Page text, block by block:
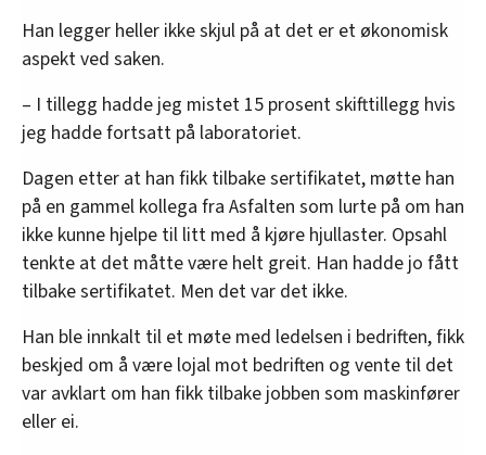
Han legger heller ikke skjul på at det er et økonomisk
aspekt ved saken.
– I tillegg hadde jeg mistet 15 prosent skifttillegg hvis
jeg hadde fortsatt på laboratoriet.
Dagen etter at han fikk tilbake sertifikatet, møtte han
på en gammel kollega fra Asfalten som lurte på om han
ikke kunne hjelpe til litt med å kjøre hjullaster. Opsahl
tenkte at det måtte være helt greit. Han hadde jo fått
tilbake sertifikatet. Men det var det ikke.
Han ble innkalt til et møte med ledelsen i bedriften, fikk
beskjed om å være lojal mot bedriften og vente til det
var avklart om han fikk tilbake jobben som maskinfører
eller ei.